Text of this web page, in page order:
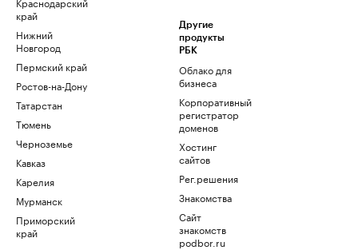
край
Нижний
Новгород
Пермский край
Ростов-на-Дону
Татарстан
Тюмень
Черноземье
Кавказ
Карелия
Мурманск
Приморский
край
Другие
продукты
РБК
Облако для
бизнеса
Корпоративный
регистратор
доменов
Хостинг
сайтов
Рег.решения
Знакомства
Сайт
знакомств
podbor.ru